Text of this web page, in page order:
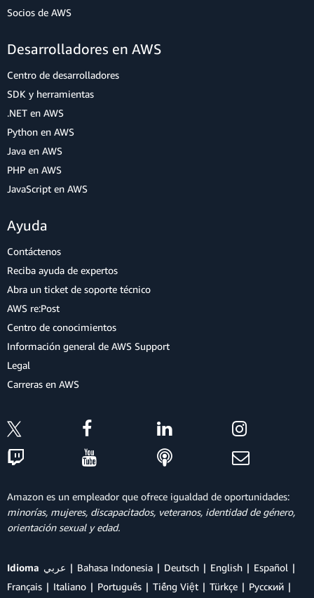
Socios de AWS
Desarrolladores en AWS
Centro de desarrolladores
SDK y herramientas
.NET en AWS
Python en AWS
Java en AWS
PHP en AWS
JavaScript en AWS
Ayuda
Contáctenos
Reciba ayuda de expertos
Abra un ticket de soporte técnico
AWS re:Post
Centro de conocimientos
Información general de AWS Support
Legal
Carreras en AWS
Amazon es un empleador que ofrece igualdad de oportunidades:
minorías, mujeres, discapacitados, veteranos, identidad de género,
orientación sexual y edad.
Idioma عربي Bahasa Indonesia Deutsch English
Español
Français
Italiano Português Tiếng Việt Türkçe Ρусский